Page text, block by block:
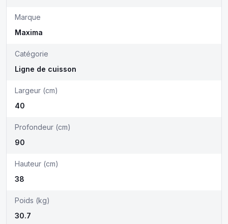
Marque
Maxima
Catégorie
Ligne de cuisson
Largeur (cm)
40
Profondeur (cm)
90
Hauteur (cm)
38
Poids (kg)
30.7